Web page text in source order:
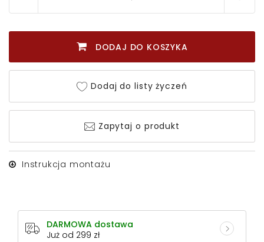
DODAJ DO KOSZYKA
Dodaj do listy życzeń
Zapytaj o produkt
Instrukcja montażu
DARMOWA dostawa
Już od 299 zł